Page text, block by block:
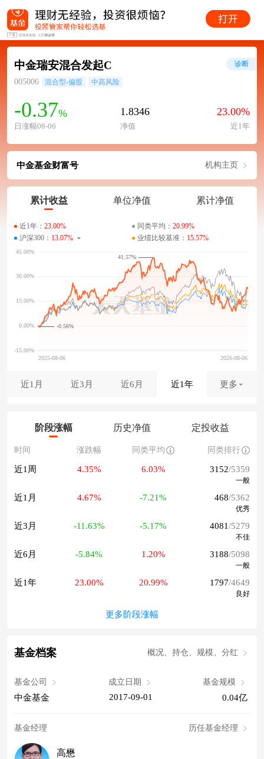
中金瑞安混合发起C
005006 混合型-偏股 中高风险
-0.37%
日涨幅08-06
1.8346
净值
23.00%
近1年
诊断
中金基金财富号 机构主页
累计收益 单位净值 累计净值
近1年： 23.00% 同类平均： 20.99%
沪深300： 13.07% 业绩比较基准： 15.57%
-0.56%
41.57%
近1月 近3月 近6月 近1年 更多
阶段涨幅 历史净值 定投收益
时间 涨跌幅 同类平均 同类排行
近1周 4.35% 6.03% 3152/5359
一般
近1月 4.67% -7.21% 468/5362
优秀
近3月 -11.63% -5.17% 4081/5279
不佳
近6月 -5.84% 1.20% 3188/5098
一般
近1年 23.00% 20.99% 1797/4649
良好
更多阶段涨幅
基金档案 概况、持仓、规模、分红
基金公司
中金基金
成立日期
2017-09-01
基金规模
0.04亿
基金经理 历任基金经理
高懋